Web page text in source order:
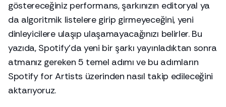
göstereceğiniz performans, şarkınızın editoryal ya
da algoritmik listelere girip girmeyeceğini, yeni
dinleyicilere ulaşıp ulaşamayacağınızı belirler. Bu
yazıda, Spotify’da yeni bir şarkı yayınladıktan sonra
atmanız gereken 5 temel adımı ve bu adımların
Spotify for Artists üzerinden nasıl takip edileceğini
aktarıyoruz.